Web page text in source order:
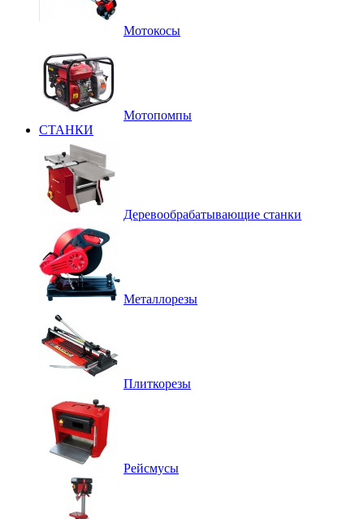
Мотокосы
Мотопомпы
СТАНКИ
Деревообрабатывающие станки
Металлорезы
Плиткорезы
Рейсмусы